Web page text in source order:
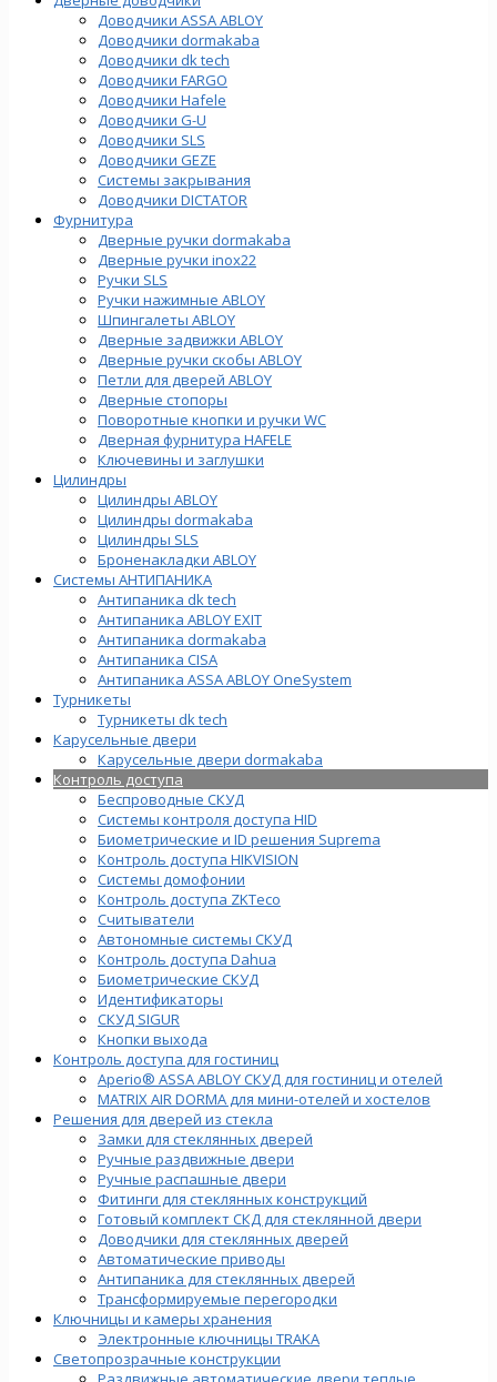
Доводчики ASSA ABLOY
Доводчики dormakaba
Доводчики dk tech
Доводчики FARGO
Доводчики Hafele
Доводчики G-U
Доводчики SLS
Доводчики GEZE
Cистемы закрывания
Доводчики DICTATOR
Фурнитура
Дверные ручки dormakaba
Дверные ручки inox22
Ручки SLS
Ручки нажимные ABLOY
Шпингалеты ABLOY
Дверные задвижки ABLOY
Дверные ручки скобы ABLOY
Петли для дверей ABLOY
Дверные стопоры
Поворотные кнопки и ручки WC
Дверная фурнитура HAFELE
Ключевины и заглушки
Цилиндры
Цилиндры ABLOY
Цилиндры dormakaba
Цилиндры SLS
Броненакладки ABLOY
Системы АНТИПАНИКА
Антипаника dk tech
Антипаника ABLOY EXIT
Антипаника dormakaba
Антипаника СISA
Антипаника ASSA ABLOY OneSystem
Турникеты
Турникеты dk tech
Карусельные двери
Карусельные двери dormakaba
Контроль доступа
Беспроводные СКУД
Системы контроля доступа HID
Биометрические и ID решения Suprema
Контроль доступа HIKVISION
Системы домофонии
Контроль доступа ZKTeco
Считыватели
Автономные системы СКУД
Контроль доступа Dahua
Биометрические СКУД
Идентификаторы
СКУД SIGUR
Кнопки выхода
Контроль доступа для гостиниц
Aperio® ASSA ABLOY СКУД для гостиниц и отелей
MATRIX AIR DORMA для мини-отелей и хостелов
Решения для дверей из стекла
Замки для стеклянных дверей
Ручные раздвижные двери
Ручные распашные двери
Фитинги для стеклянных конструкций
Готовый комплект СКД для стеклянной двери
Доводчики для стеклянных дверей
Автоматические приводы
Антипаника для стеклянных дверей
Трансформируемые перегородки
Ключницы и камеры хранения
Электронные ключницы TRAKA
Светопрозрачные конструкции